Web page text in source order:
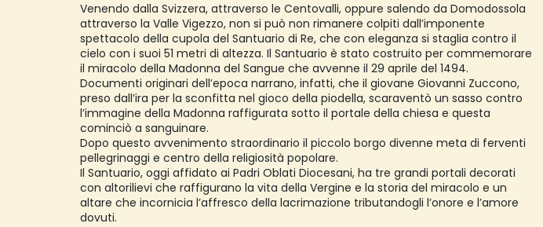
Venendo dalla Svizzera, attraverso le Centovalli, oppure salendo da Domodossola
attraverso la Valle Vigezzo, non si può non rimanere colpiti dall’imponente
spettacolo della cupola del Santuario di Re, che con eleganza si staglia contro il
cielo con i suoi 51 metri di altezza. Il Santuario è stato costruito per commemorare
il miracolo della Madonna del Sangue che avvenne il 29 aprile del 1494.
Documenti originari dell’epoca narrano, infatti, che il giovane Giovanni Zuccono,
preso dall’ira per la sconfitta nel gioco della piodella, scaraventò un sasso contro
l’immagine della Madonna raffigurata sotto il portale della chiesa e questa
cominciò a sanguinare.
Dopo questo avvenimento straordinario il piccolo borgo divenne meta di ferventi
pellegrinaggi e centro della religiosità popolare.
Il Santuario, oggi affidato ai Padri Oblati Diocesani, ha tre grandi portali decorati
con altorilievi che raffigurano la vita della Vergine e la storia del miracolo e un
altare che incornicia l’affresco della lacrimazione tributandogli l’onore e l’amore
dovuti.